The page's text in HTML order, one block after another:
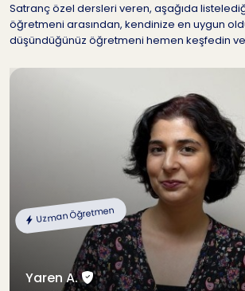
Satranç özel dersleri veren, aşağıda
öğretmeni arasından, kendinize en uygun
düşündüğünüz öğretmeni hemen keşfedin
Uzman Öğretmen
Yaren A.